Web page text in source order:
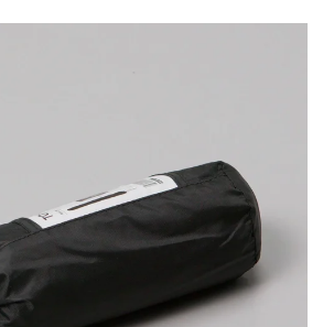
visuelle Demonstration eines
schwarz, 160 cm